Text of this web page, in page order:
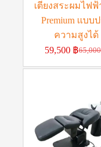
เตียงสระผมไฟ
Premium แบบ
ความสูงได้
59,500 ฿